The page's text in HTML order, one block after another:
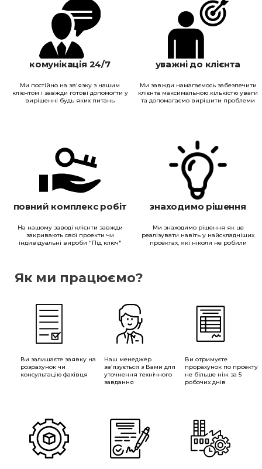
комунікація 24/7
Ми постійно на зв'язку з нашим
клієнтом і завжди готові допомогти у
вирішенні будь яких питань
уважні до клієнта
Ми завжди намагаємось забезпечити
клієнта максимальною кількістю уваги
та допомагаємо вирішити проблеми
повний комплекс робіт
На нашому заводі клієнти завжди
закривають свої проекти чи
індивідуальні вироби "Під ключ"
знаходимо рішення
Ми знаходимо рішення як це
реалізувати навіть у найскладніших
проектах, які ніколи не робили
Як ми працюємо?
Ви залишаєте заявку на
розрахунок чи
консультацію фахівця
Наш менеджер
зв’язується з Вами для
уточнення технічного
завдання
Ви отримуєте
прорахунок по проекту
не більше ніж за 5
робочих днів